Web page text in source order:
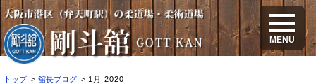
2020年1月のブログ
MENU
トップ 舘長ブログ 1月 2020